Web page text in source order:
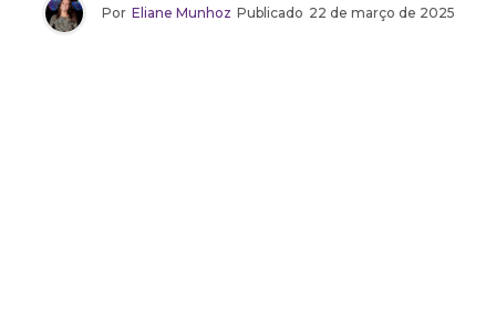
Por Eliane Munhoz Publicado 22 de março de 2025